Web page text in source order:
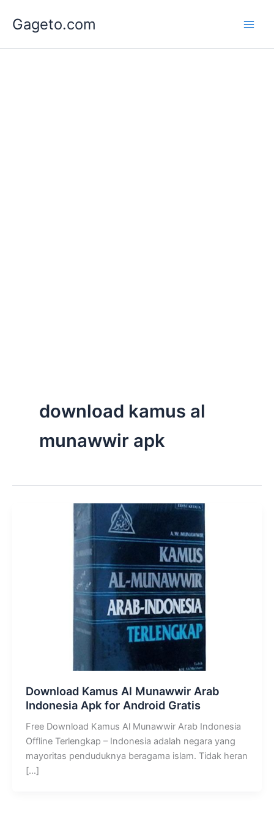
Gageto.com
download kamus al
munawwir apk
Download Kamus Al Munawwir Arab
Indonesia Apk for Android Gratis
Free Download Kamus Al Munawwir Arab Indonesia
Offline Terlengkap – Indonesia adalah negara yang
mayoritas penduduknya beragama islam. Tidak heran
[…]